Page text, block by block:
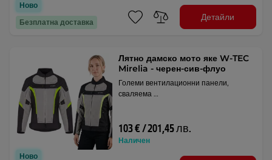
Ново
Безплатна доставка
Детайли
Ново
Лятно дамско мото яке W-TEC
Mirelia - черен-сив-флуо
Големи вентилационни панели,
сваляема …
103 € / 201,45 лв.
Наличен